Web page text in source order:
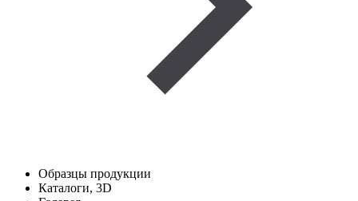
Образцы продукции
Каталоги, 3D